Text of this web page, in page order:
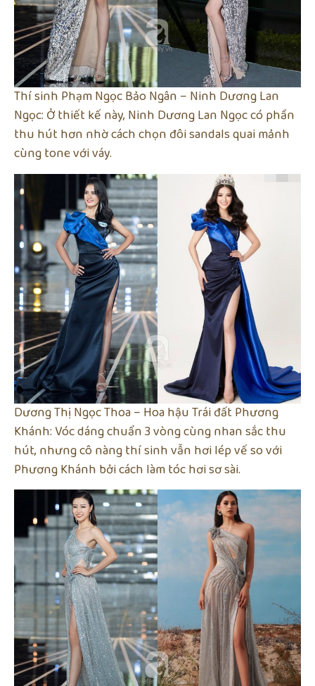
Thí sinh Phạm Ngọc Bảo Ngân – Ninh Dương Lan
Ngọc: Ở thiết kế này, Ninh Dương Lan Ngọc có phần
thu hút hơn nhờ cách chọn đôi sandals quai mảnh
cùng tone với váy.
Dương Thị Ngọc Thoa – Hoa hậu Trái đất Phương
Khánh: Vóc dáng chuẩn 3 vòng cùng nhan sắc thu
hút, nhưng cô nàng thí sinh vẫn hơi lép vế so với
Phương Khánh bởi cách làm tóc hơi sơ sài.